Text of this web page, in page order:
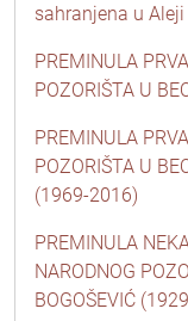
sahranjena u
PREMINULA
POZORIŠTA U
PREMINULA
POZORIŠTA U
(1969-2016)
PREMINULA
NARODNOG
BOGOŠEVIĆ